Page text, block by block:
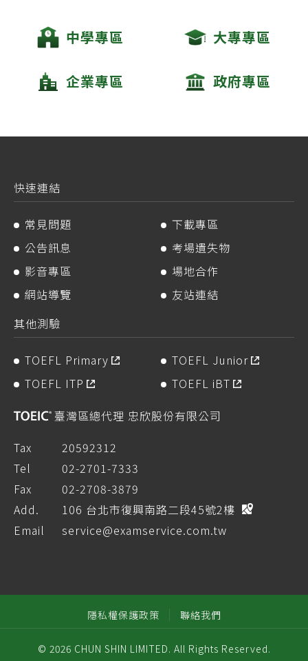
中學專區 大專專區
企業專區 政府專區
快速連結
常見問題
下載專區
公告訊息
考場遺失物
影音專區
場地合作
網站導覽
友站連結
其他測驗
TOEFL Primary
TOEFL Junior
TOEFL ITP
TOEFL iBT
臺灣區總代理 忠欣股份有限公司
Tax
20592312
Tel
02-2701-7333
Fax
02-2708-3879
Add.
106 台北市復興南路二段45號2樓
Email
service@examservice.com.tw
隱私權保護政策 聯絡我們
© 2026 CHUN SHIN LIMITED. All Rights Reserved.